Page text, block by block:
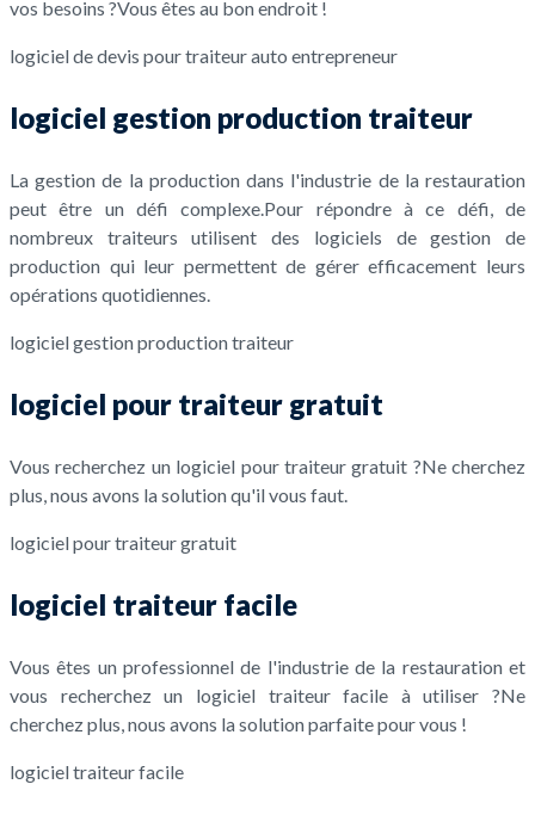
vos besoins ?Vous êtes au bon endroit !
logiciel de devis pour traiteur auto entrepreneur
logiciel gestion production traiteur
La gestion de la production dans l'industrie de la restauration
peut être un défi complexe.Pour répondre à ce défi, de
nombreux traiteurs utilisent des logiciels de gestion de
production qui leur permettent de gérer efficacement leurs
opérations quotidiennes.
logiciel gestion production traiteur
logiciel pour traiteur gratuit
Vous recherchez un logiciel pour traiteur gratuit ?Ne cherchez
plus, nous avons la solution qu'il vous faut.
logiciel pour traiteur gratuit
logiciel traiteur facile
Vous êtes un professionnel de l'industrie de la restauration et
vous recherchez un logiciel traiteur facile à utiliser ?Ne
cherchez plus, nous avons la solution parfaite pour vous !
logiciel traiteur facile